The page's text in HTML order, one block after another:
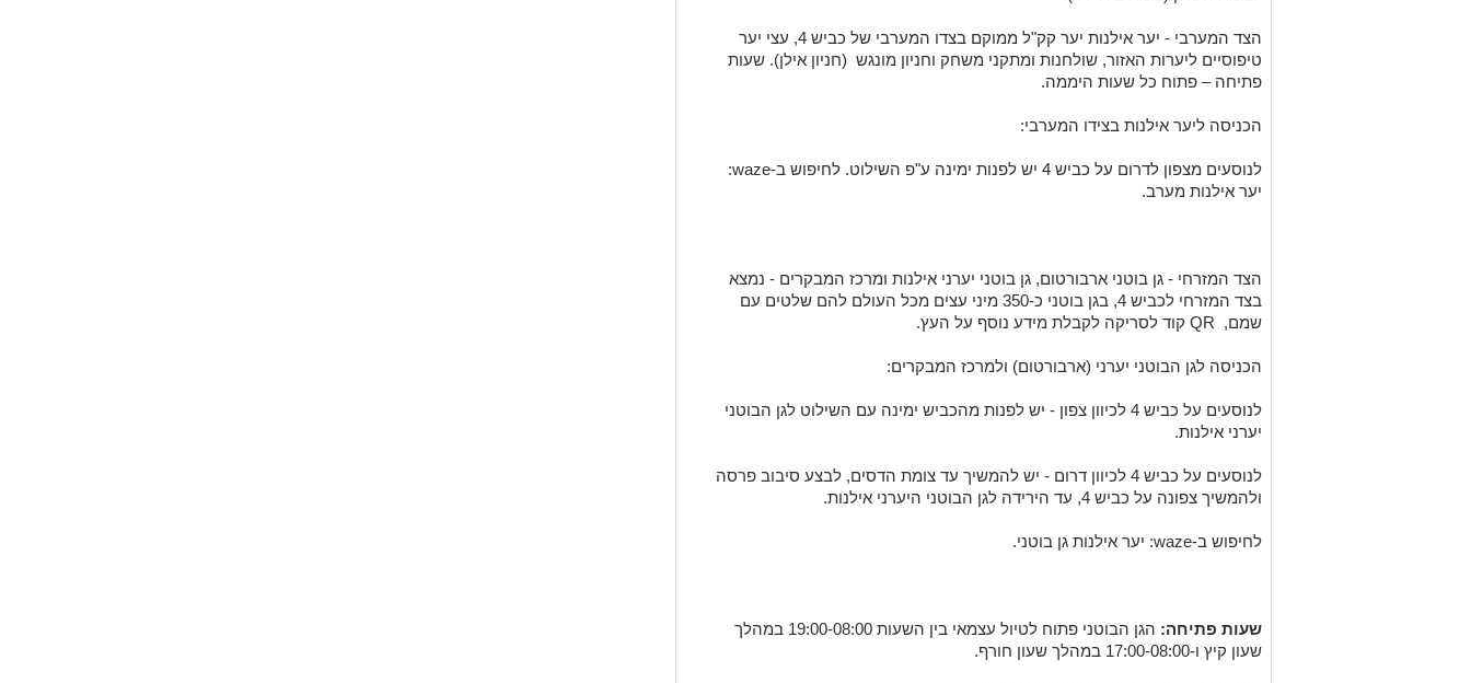
הצד המערבי - יער אילנות יער קק"ל ממוקם בצדו המערבי של כביש 4, עצי יער
טיפוסיים ליערות האזור, שולחנות ומתקני משחק וחניון מונגש (חניון אילן). שעות
פתיחה – פתוח כל שעות היממה.
הכניסה ליער אילנות בצידו המערבי:
לנוסעים מצפון לדרום על כביש 4 יש לפנות ימינה ע"פ השילוט. לחיפוש ב-waze:
יער אילנות מערב.
הצד המזרחי - גן בוטני ארבורטום, גן בוטני יערני אילנות ומרכז המבקרים - נמצא
בצד המזרחי לכביש 4, בגן בוטני כ-350 מיני עצים מכל העולם להם שלטים עם
שמם, QR קוד לסריקה לקבלת מידע נוסף על העץ.
הכניסה לגן הבוטני יערני (ארבורטום) ולמרכז המבקרים:
לנוסעים על כביש 4 לכיוון צפון - יש לפנות מהכביש ימינה עם השילוט לגן הבוטני
יערני אילנות.
לנוסעים על כביש 4 לכיוון דרום - יש להמשיך עד צומת הדסים, לבצע סיבוב פרסה
ולהמשיך צפונה על כביש 4, עד הירידה לגן הבוטני היערני אילנות.
לחיפוש ב-waze: יער אילנות גן בוטני.
שעות פתיחה:
הגן הבוטני פתוח לטיול עצמאי בין השעות 19:00-08:00 במהלך
שעון קיץ ו-17:00-08:00 במהלך שעון חורף.